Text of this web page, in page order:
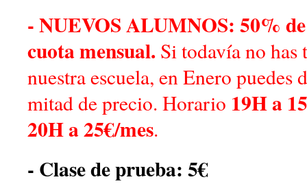
- NUEVOS ALUMNOS: 50%
cuota mensual. Si todavía no has
nuestra escuela, en Enero puedes
mitad de precio. Horario 19H a
20H a 25€/mes.
- Clase de prueba: 5€